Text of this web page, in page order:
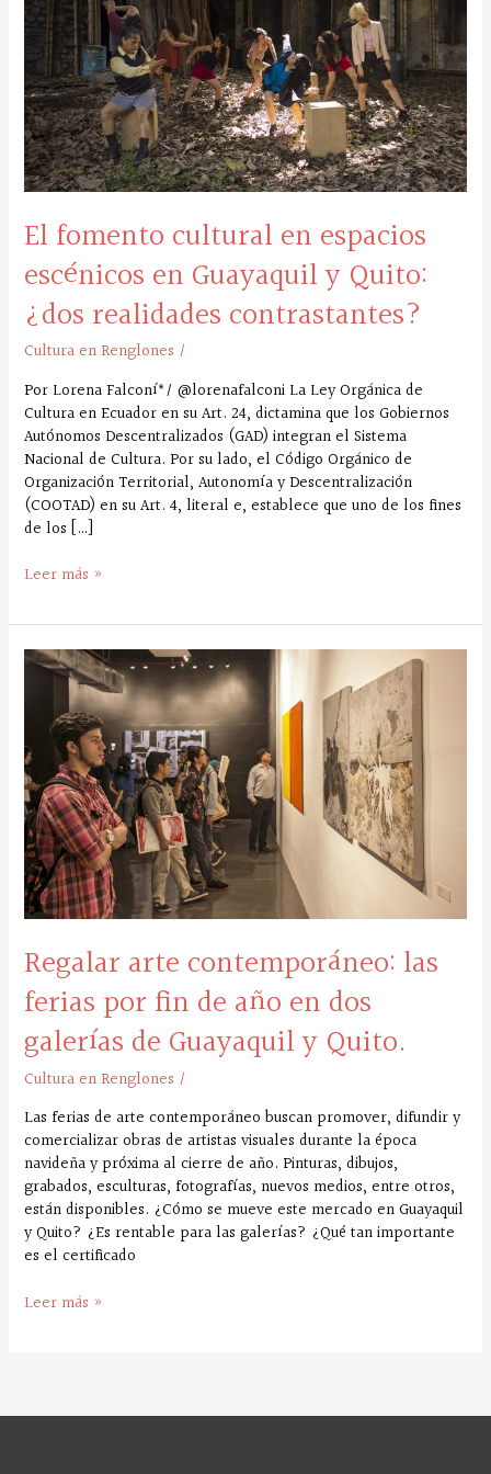
El fomento cultural en espacios
escénicos en Guayaquil y Quito:
¿dos realidades contrastantes?
Cultura en Renglones /
Por Lorena Falconí*/ @lorenafalconi La Ley Orgánica de
Cultura en Ecuador en su Art. 24, dictamina que los Gobiernos
Autónomos Descentralizados (GAD) integran el Sistema
Nacional de Cultura. Por su lado, el Código Orgánico de
Organización Territorial, Autonomía y Descentralización
(COOTAD) en su Art. 4, literal e, establece que uno de los fines
de los […]
espacios
escénicos
en
Guayaquil
y
Quito:
¿dos
realidades
contrastantes?
Leer más »
Regalar arte contemporáneo: las
ferias por fin de año en dos
galerías de Guayaquil y Quito.
Cultura en Renglones /
Las ferias de arte contemporáneo buscan promover, difundir y
comercializar obras de artistas visuales durante la época
navideña y próxima al cierre de año. Pinturas, dibujos,
grabados, esculturas, fotografías, nuevos medios, entre otros,
están disponibles. ¿Cómo se mueve este mercado en Guayaquil
y Quito? ¿Es rentable para las galerías? ¿Qué tan importante
es el certificado
Regalar
contemporáneo:
ferias
por
fin
de
año
en
dos
galerías
Guayaquil
Quito.
Leer más »